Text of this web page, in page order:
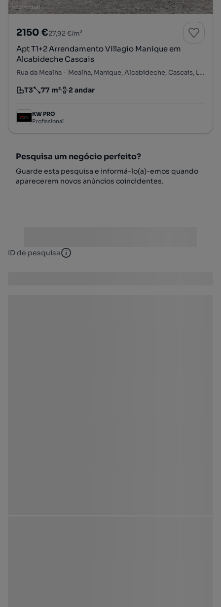
2150 €27,92 €/m²
Apt T1+2 Arrendamento Villagio Manique em
Alcabideche Cascais
Rua da Mealha - Mealha, Manique, Alcabideche, Cascais, Lisboa
Tipologia
T3
Preço por metro quadrado
77 m²
Andar 2 andar
KW PRO
Profissional
Pesquisa um negócio perfeito?
Guarde esta pesquisa e informá-lo(a)-emos quando
aparecerem novos anúncios coincidentes.
ID de pesquisa ID de pesquisa